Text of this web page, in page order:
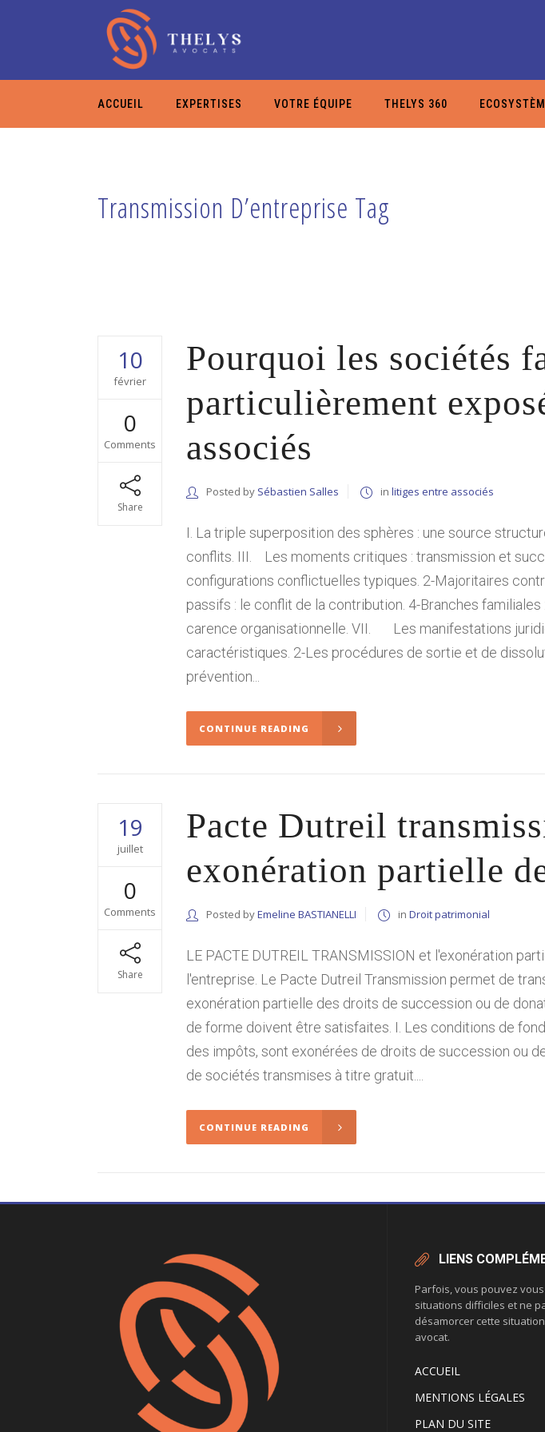
ACCUEIL EXPERTISES VOTRE ÉQUIPE THELYS 360
Transmission D’entreprise Tag
10
février
0
Comments
Share
Pourquoi les sociétés
particulièrement
associés
Posted by Sébastien Salles in litiges entre associés
I. La triple superposition des sphères : une source
conflits. III. Les moments critiques : transmission et
configurations conflictuelles typiques. 2-Majoritaires
passifs : le conflit de la contribution. 4-Branches
carence organisationnelle. VII. Les manifestations
caractéristiques. 2-Les procédures de sortie et de
prévention...
CONTINUE READING
19
juillet
0
Comments
Share
Pacte Dutreil
exonération partielle
Posted byEmeline BASTIANELLI in Droit patrimonial
LE PACTE DUTREIL TRANSMISSION et l'exonération
l'entreprise. Le Pacte Dutreil Transmission permet de
exonération partielle des droits de succession ou de
de forme doivent être satisfaites. I. Les conditions de
des impôts, sont exonérées de droits de succession ou
de sociétés transmises à titre gratuit....
CONTINUE READING
LIENS
Parfois, vous pouvez
situations difficiles et ne
désamorcer cette
avocat.
ACCUEIL
MENTIONS LÉGALES
PLAN DU SITE